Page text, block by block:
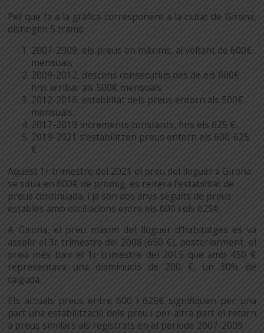
Pel que fa a la gràfica corresponent a la ciutat de Girona,
distingim 5 trams:
2007-2009, els preus en màxims, al voltant de 600€
mensuals
2009-2012, descens consecutius des de els 600€
fins arribar als 500€ mensuals.
2012-2016, estabilitat dels preus entorn als 500€
mensuals.
2017-2019 increments constants, fins els 625 €.
2019-2021 s’estabilitzen preus entorn els 600-625
€
Aquest 1r trimestre del 2021 el preu del lloguer a Girona
se situa en 600€ de promig, es reitera l’estabilitat de
preus continuada, i ja son dos anys seguits de preus
estables amb oscil·lacions entre els 600 i els 625€.
A Girona, el preu màxim del lloguer d’habitatges es va
assolir el 3r trimestre del 2008 (650 €), posteriorment, el
preu més baix el 1r trimestre del 2015 que amb 450 €
representava una disminució de 200 €, un 30% de
caiguda.
Els actuals preus entre 600 i 625€ signifiquen per una
part una estabilització dels preu i per altra part el retorn
a preus similars als registrats en el període 2007-2009.